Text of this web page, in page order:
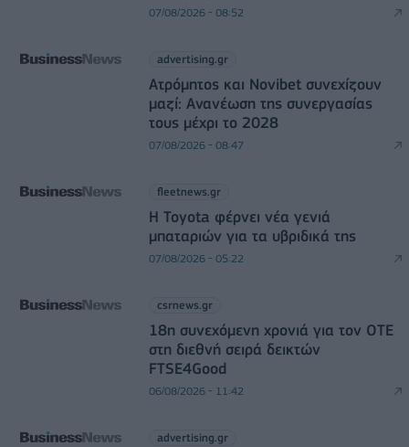
07/08/2026 - 08:52
advertising.gr
Ατρόμητος και Novibet συνεχίζουν
μαζί: Ανανέωση της συνεργασίας
τους μέχρι το 2028
07/08/2026 - 08:47
fleetnews.gr
Η Toyota φέρνει νέα γενιά
μπαταριών για τα υβριδικά της
07/08/2026 - 05:22
csrnews.gr
18η συνεχόμενη χρονιά για τον ΟΤΕ
στη διεθνή σειρά δεικτών
FTSE4Good
06/08/2026 - 11:42
advertising.gr